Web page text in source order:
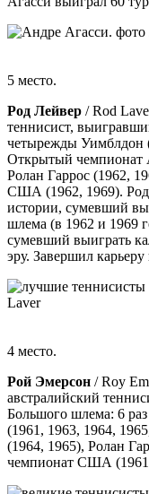
5 место.
Род Лейвер / Rod
теннисист,
четырежды Уимблдон
Открытый чемпионат
Ролан Гаррос (1962,
США (1962, 1969). Род
истории, сумевший
шлема (в 1962 и 1969
сумевший выиграть
эру. Завершил карьеру
4 место.
Рой Эмерсон / Roy
австралийский
Большого шлема: 6
(1961, 1963, 1964,
(1964, 1965), Ролан
чемпионат США (1961,